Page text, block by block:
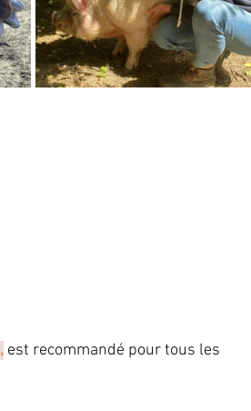
est recommandé pour tous les